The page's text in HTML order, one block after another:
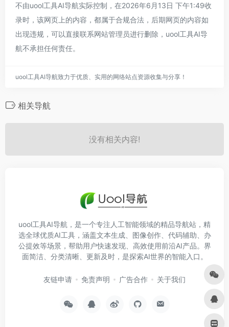
不由uool工具AI导航实际控制，在2026年6月13日 下午1:49收
录时，该网页上的内容，都属于合规合法，后期网页的内容如
出现违规，可以直接联系网站管理员进行删除，uool工具AI导
航不承担任何责任。
uool工具AI导航致力于优质、实用的网络站点资源收集与分享！
相关导航
没有相关内容!
uool工具AI导航，是一个专注人工智能领域的精品导航站，精
选全球优质AI工具，涵盖文本生成、图像创作、代码辅助、办
公提效等场景，帮助用户快速发现、高效使用前沿AI产品。界
面简洁、分类清晰、更新及时，是探索AI世界的智能入口。
友链申请 免责声明 广告合作 关于我们